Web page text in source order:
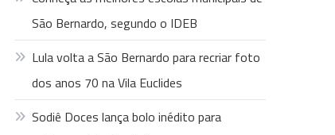
São Bernardo, segundo o IDEB
Lula volta a São Bernardo para recriar foto
dos anos 70 na Vila Euclides
Sodiê Doces lança bolo inédito para